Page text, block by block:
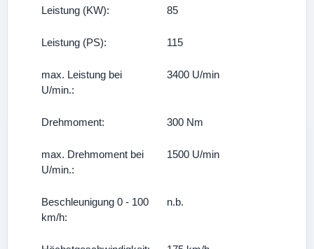
Leistung (KW): 85
Leistung (PS): 115
max. Leistung bei
U/min.:
3400 U/min
Drehmoment: 300 Nm
max. Drehmoment bei
U/min.:
1500 U/min
Beschleunigung 0 - 100
km/h:
n.b.